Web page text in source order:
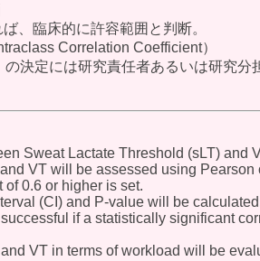
、臨床的に許容範囲と判断。
Correlation Coefficient）
決定には研究責任者あるいは研究
Sweat Lactate Threshold (sLT) and
VT will be assessed using Pearson
of 0.6 or higher is set.
(CI) and P-value will be
if a statistically significant
VT in terms of workload will be